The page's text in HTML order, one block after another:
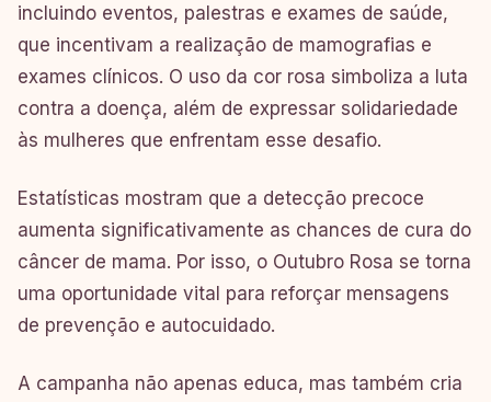
incluindo eventos, palestras e exames de saúde,
que incentivam a realização de mamografias e
exames clínicos. O uso da cor rosa simboliza a luta
contra a doença, além de expressar solidariedade
às mulheres que enfrentam esse desafio.
Estatísticas mostram que a detecção precoce
aumenta significativamente as chances de cura do
câncer de mama. Por isso, o Outubro Rosa se torna
uma oportunidade vital para reforçar mensagens
de prevenção e autocuidado.
A campanha não apenas educa, mas também cria